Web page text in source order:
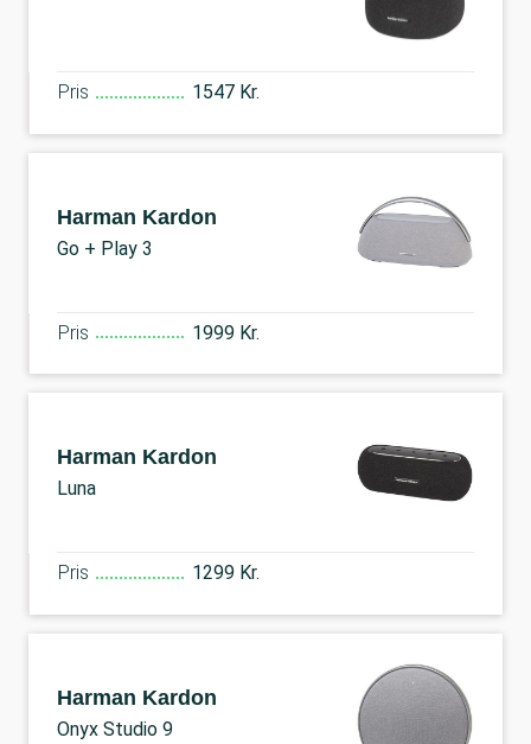
Pris 1547 Kr.
Harman Kardon
Go + Play 3
Pris 1999 Kr.
Harman Kardon
Luna
Pris 1299 Kr.
Harman Kardon
Onyx Studio 9